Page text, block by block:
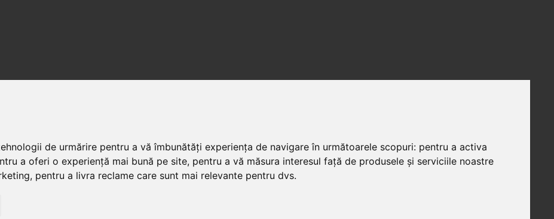
de urmărire pentru a vă îmbunătăți experiența de navigare în următoarele scopuri: pentru a activa
a oferi o experiență mai bună pe site, pentru a vă măsura interesul față de produsele și serviciile noastre
, pentru a livra reclame care sunt mai relevante pentru dvs.